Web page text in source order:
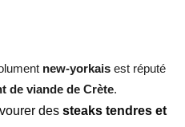
new-yorkais est réputé
de viande de Crète.
des steaks tendres et